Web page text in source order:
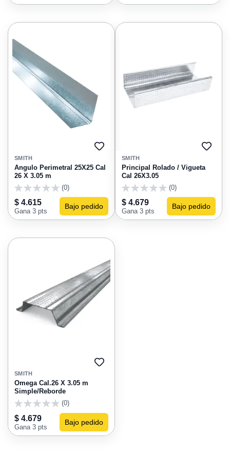
AGREGAR
FAVORITOS
SMITH
Angulo Perimetral 25X25 Cal
26 X 3.05 m
(0)
$ 4.615
Gana 3 pts
Bajo pedido
SMITH
Principal Rolado / Vigueta
Cal 26X3.05
(0)
$ 4.679
Gana 3 pts
Bajo pedido
AGREGAR
SMITH
Omega Cal.26 X 3.05 m
Simple/Reborde
(0)
$ 4.679
Gana 3 pts
Bajo pedido